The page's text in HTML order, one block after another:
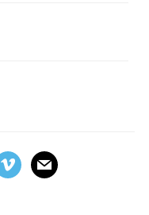
mail